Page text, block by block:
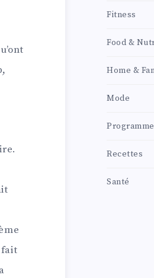
fait
Fitness
Food &
Home &
Mode
Recettes
Santé